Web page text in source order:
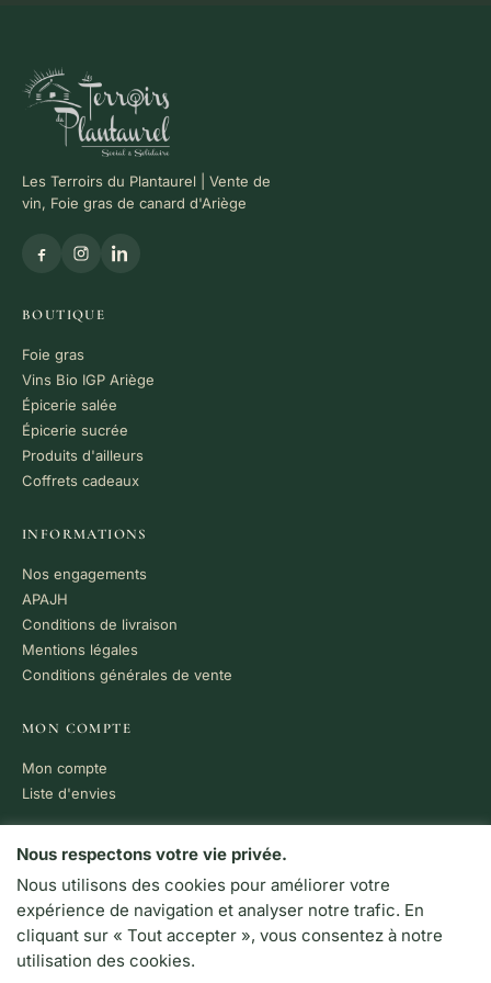
Les Terroirs du Plantaurel | Vente de
vin, Foie gras de canard d'Ariège
BOUTIQUE
Foie gras
Vins Bio IGP Ariège
Épicerie salée
Épicerie sucrée
Produits d'ailleurs
Coffrets cadeaux
INFORMATIONS
Nos engagements
APAJH
Conditions de livraison
Mentions légales
Conditions générales de vente
MON COMPTE
Mon compte
Liste d'envies
PAIEMENT 100% SÉCURISÉ
VISA MC CB
LIVRAISON RAPIDE
Colissimo · Chronopost
Nous respectons votre vie privée.
Nous utilisons des cookies pour améliorer votre
expérience de navigation et analyser notre trafic. En
cliquant sur « Tout accepter », vous consentez à notre
utilisation des cookies.